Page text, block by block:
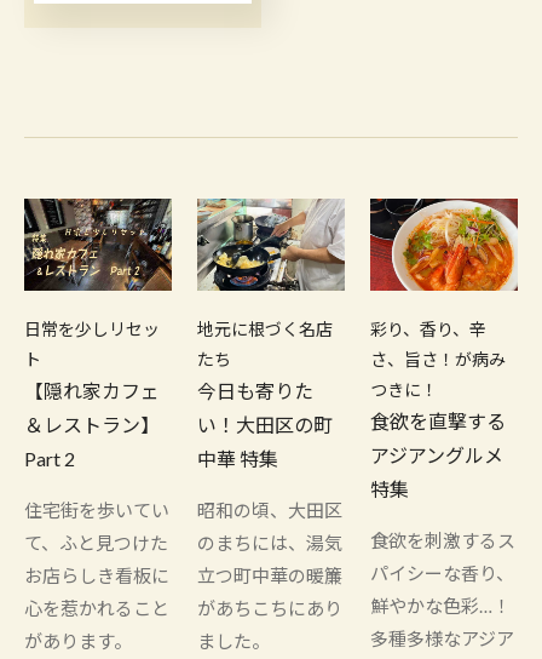
日常を少しリセッ
ト
【隠れ家カフェ
＆レストラン】
Part 2
住宅街を歩いてい
て、ふと見つけた
お店らしき看板に
心を惹かれること
があります。
地元に根づく名店
たち
今日も寄りた
い！大田区の町
中華 特集
昭和の頃、大田区
のまちには、湯気
立つ町中華の暖簾
があちこちにあり
ました。
彩り、香り、辛
さ、旨さ！が病み
つきに！
食欲を直撃する
アジアングルメ
特集
食欲を刺激するス
パイシーな香り、
鮮やかな色彩…！
多種多様なアジア